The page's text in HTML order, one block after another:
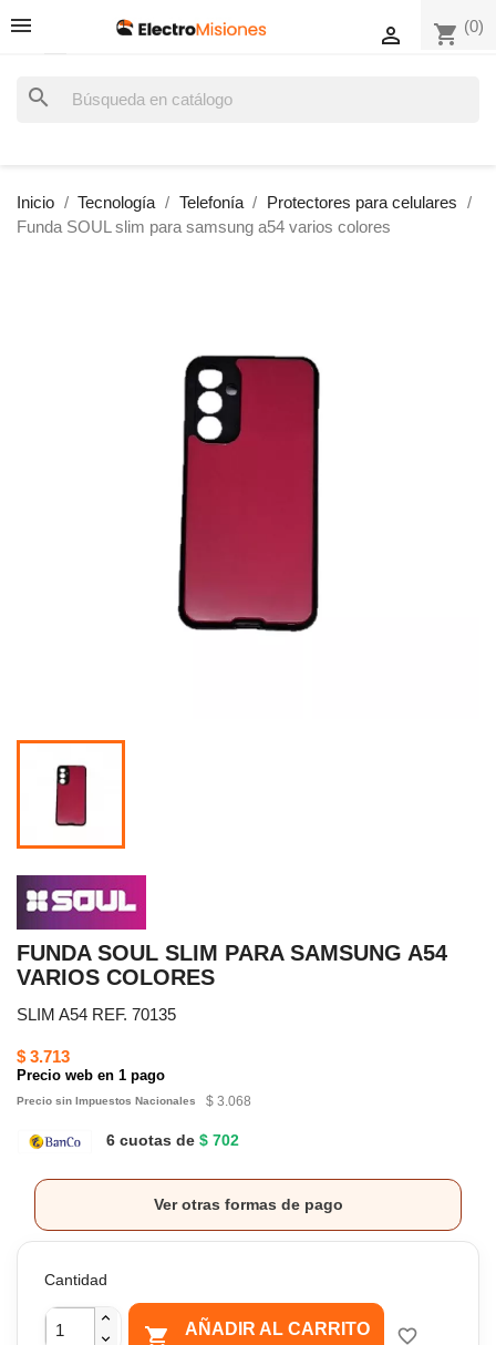
shopping_cart (0)

search
Inicio Tecnología Telefonía
Protectores para celulares
Funda SOUL slim para samsung a54 varios colores
FUNDA SOUL SLIM PARA SAMSUNG A54
VARIOS COLORES
SLIM A54 REF. 70135
$ 3.713
Precio web en 1 pago
Precio sin Impuestos Nacionales $ 3.068
6 cuotas de $ 702
Ver otras formas de pago
Cantidad
 AÑADIR AL CARRITO favorite_border